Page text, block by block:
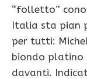
“folletto”
Italia sta pian
per tutti:
biondo platino
davanti.